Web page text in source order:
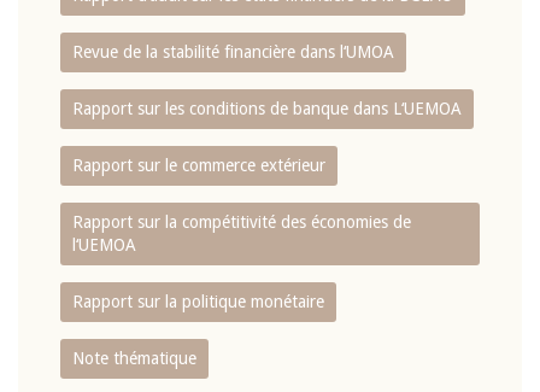
Revue de la stabilité financière dans l‘UMOA
Rapport sur les conditions de banque dans L‘UEMOA
Rapport sur le commerce extérieur
Rapport sur la compétitivité des économies de
l‘UEMOA
Rapport sur la politique monétaire
Note thématique